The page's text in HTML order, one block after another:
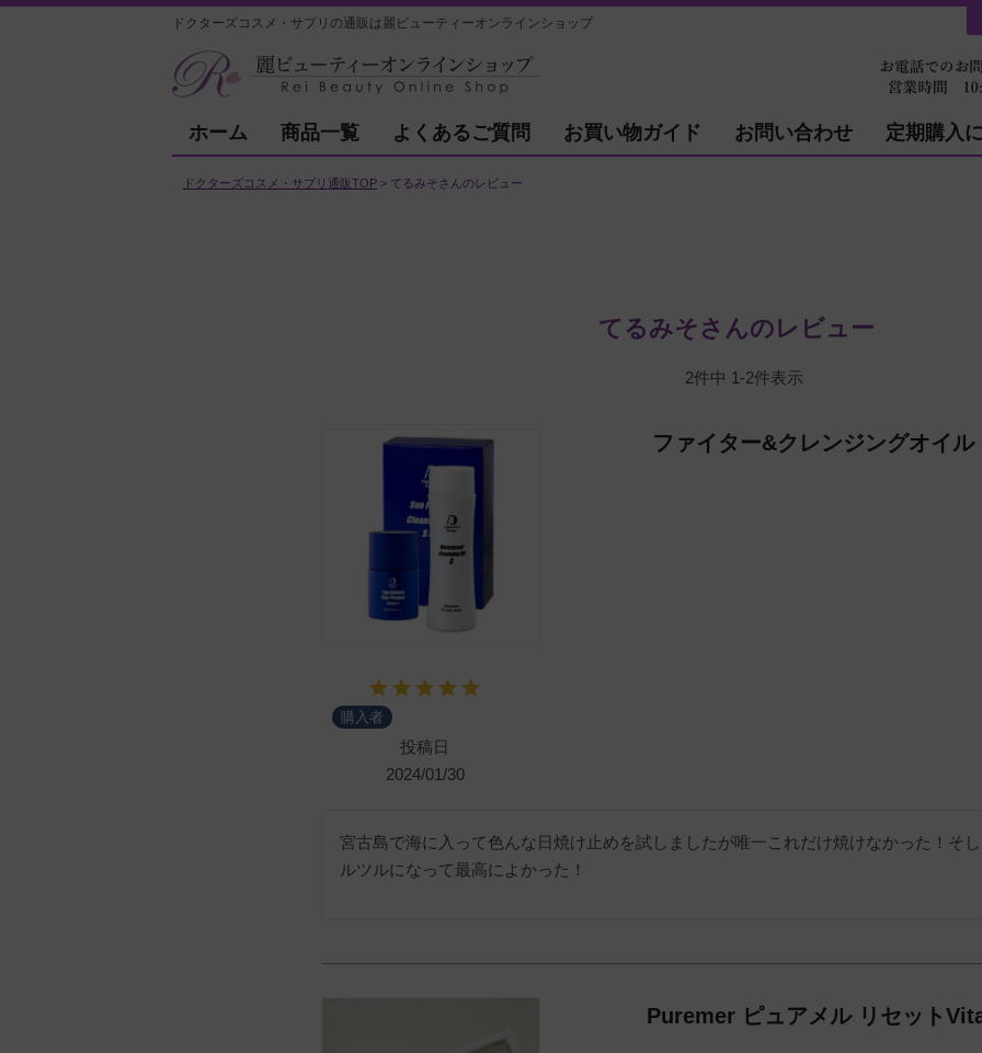
ドクターズコスメ・サプリの通販は麗ビューティーオンラインショップ
ホーム 商品一覧 よくあるご質問 お買い物ガイド お問い合わせ 定期購入
ドクターズコスメ・サプリ通販TOP てるみそさんのレビュー
てるみそさんのレビュー
2件中 1-2件表示
ファイター&クレンジングオイル
購入者
投稿日
2024/01/30
宮古島で海に入って色んな日焼け止めを試しましたが唯一これだけ焼けなかった！そ
ルツルになって最高によかった！
Puremer ピュアメル リセット